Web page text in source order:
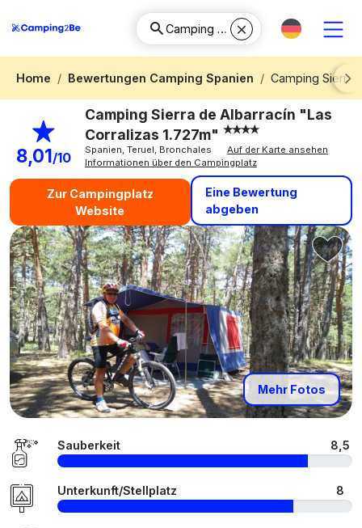
Home Bewertungen Camping Spanien
Camping Sierra
Next
8,01/10
Camping Sierra de Albarracín "Las
Corralizas 1.727m"
Spanien, Teruel, Bronchales
Auf der Karte ansehen
Informationen über den Campingplatz
Zur Campingplatz
Website
Eine Bewertung
abgeben
Mehr Fotos
Sauberkeit 8,5
Unterkunft/Stellplatz 8